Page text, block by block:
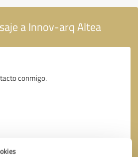
a Innov-arq Altea